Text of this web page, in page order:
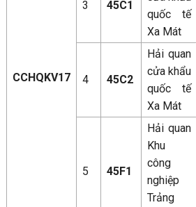
CCHQKV17
3 45C1
quốc tế
Xa Mát
4 45C2
Hải quan
cửa khẩu
quốc tế
Xa Mát
5 45F1
Hải quan
Khu
công
nghiệp
Trảng